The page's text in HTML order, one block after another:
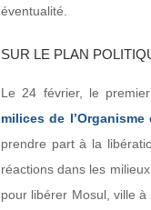
éventualité.
SUR LE PLAN
Le 24 février, le
milices de
prendre part à la
réactions dans les
pour libérer Mosul, ville